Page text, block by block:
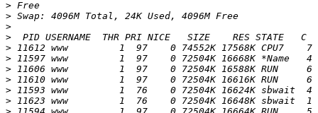
>
>
>
>
>
>
>
>
>
>